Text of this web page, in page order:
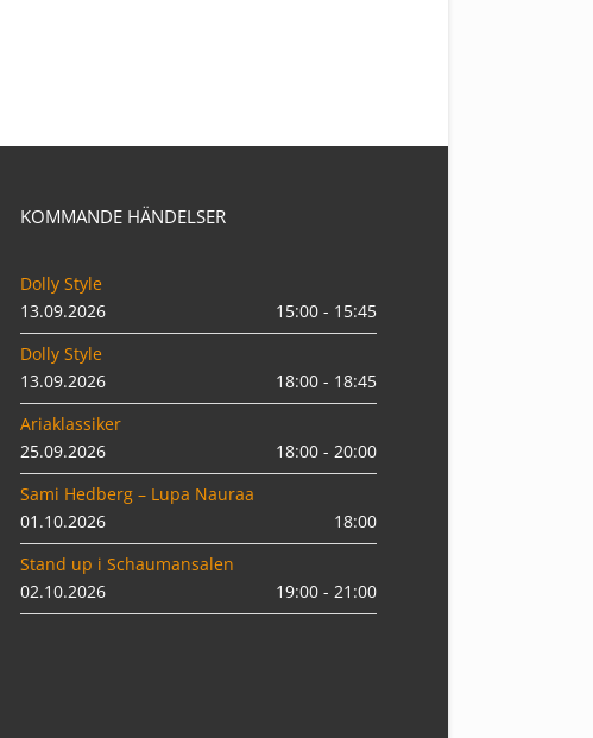
KOMMANDE HÄNDELSER
Dolly Style
13.09.2026
15:00 - 15:45
Dolly Style
13.09.2026
18:00 - 18:45
Ariaklassiker
25.09.2026
18:00 - 20:00
Sami Hedberg – Lupa Nauraa
01.10.2026
18:00
Stand up i Schaumansalen
02.10.2026
19:00 - 21:00